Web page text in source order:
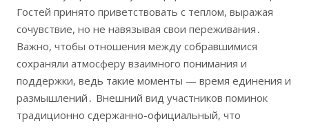
Гостей принято приветствовать с теплом, выражая
сочувствие, но не навязывая свои переживания․
Важно, чтобы отношения между собравшимися
сохраняли атмосферу взаимного понимания и
поддержки, ведь такие моменты — время единения и
размышлений․ Внешний вид участников поминок
традиционно сдержанно-официальный, что